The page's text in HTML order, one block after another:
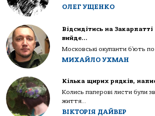
ОЛЕГ УЩЕНКО
Відсидітись на
вийде…
Московські окупанти б’ють по
МИХАЙЛО УХМАН
Кілька щирих рядків,
Колись паперові листи були
життя...
ВІКТОРІЯ ДАЙВЕР